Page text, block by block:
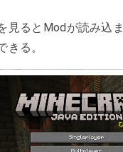
見るとModが読み込
きる。